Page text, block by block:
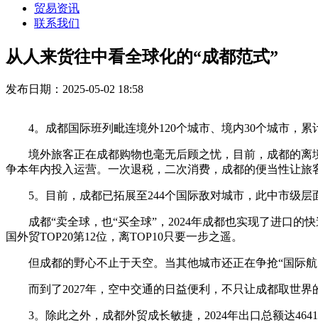
贸易资讯
联系我们
从人来货往中看全球化的“成都范式”
发布日期：2025-05-02 18:58
4。成都国际班列毗连境外120个城市、境内30个城市，累
境外旅客正在成都购物也毫无后顾之忧，目前，成都的离
争本年内投入运营。一次退税，二次消费，成都的便当性让旅
5。目前，成都已拓展至244个国际敌对城市，此中市级层
成都“卖全球，也“买全球”，2024年成都也实现了进口的快
国外贸TOP20第12位，离TOP10只要一步之遥。
但成都的野心不止于天空。当其他城市还正在争抢“国际航
而到了2027年，空中交通的日益便利，不只让成都取世界
3。除此之外，成都外贸成长敏捷，2024年出口总额达